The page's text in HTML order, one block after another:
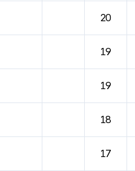
20
19
19
18
17